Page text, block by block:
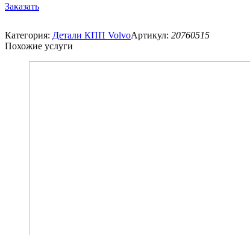
Заказать
Категория: Детали КПП VolvoАртикул: 20760515
Похожие услуги